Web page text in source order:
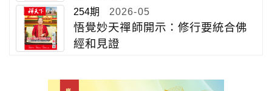
254期 2026-05
悟覺妙天禪師開示：修行要統合佛
經和見證